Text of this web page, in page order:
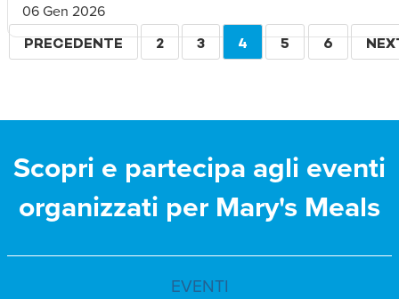
06 Gen 2026
Paginazione
PAGINA
PRECEDENTE PAGINA
2 PAGINA
3
PAGINA
4 PAGINA
5 PAGINA
6
Scopri e partecipa agli eventi
organizzati per Mary's Meals
EVENTI